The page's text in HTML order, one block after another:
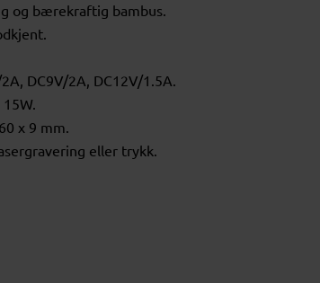
og bærekraftig bambus.
DC9V/2A, DC12V/1.5A.
x 9 mm.
eller trykk.